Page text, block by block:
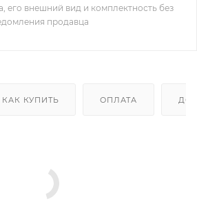
его внешний вид и комплектность без
продавца
КАК КУПИТЬ ОПЛАТА